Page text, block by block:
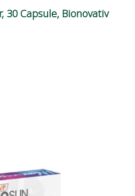
30 Capsule, Bionovativ